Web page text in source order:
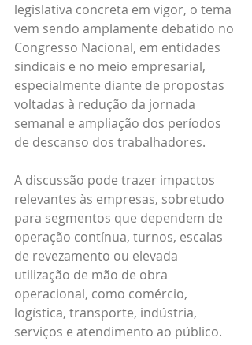
legislativa concreta em vigor, o tema
vem sendo amplamente debatido no
Congresso Nacional, em entidades
sindicais e no meio empresarial,
especialmente diante de propostas
voltadas à redução da jornada
semanal e ampliação dos períodos
de descanso dos trabalhadores.
A discussão pode trazer impactos
relevantes às empresas, sobretudo
para segmentos que dependem de
operação contínua, turnos, escalas
de revezamento ou elevada
utilização de mão de obra
operacional, como comércio,
logística, transporte, indústria,
serviços e atendimento ao público.